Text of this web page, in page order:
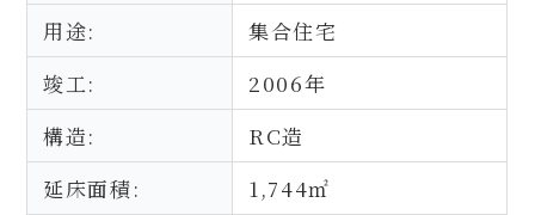
用途:
集合住宅
竣工:
2006年
構造:
RC造
延床面積:
1,744㎡